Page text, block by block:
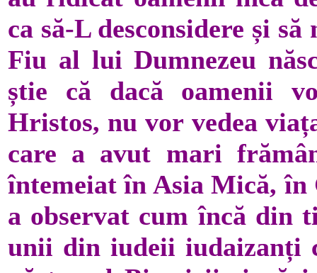
ca să-L desconsidere și
Fiu al lui Dumnezeu
știe că dacă oamenii
Hristos, nu vor vedea
care a avut mari
întemeiat în Asia Mică,
a observat cum încă din
unii din iudeii iudaizanți